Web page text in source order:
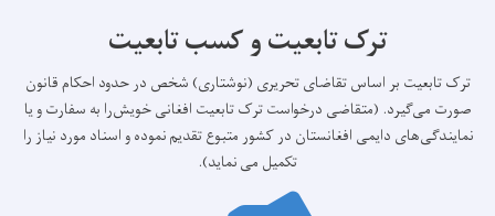
ترک تابعیت و کسب تابعیت
ترک تابعیت بر اساس تقاضای تحریری (نوشتاری) شخص در حدود احکام قانون
صورت می‌گیرد. (متقاضی درخواست ترک تابعیت افغانی خویش‌را به سفارت و یا
نمایندگی‌های دایمی افغانستان در کشور متبوع تقدیم نموده و اسناد مورد نیاز را
تکمیل می نماید).